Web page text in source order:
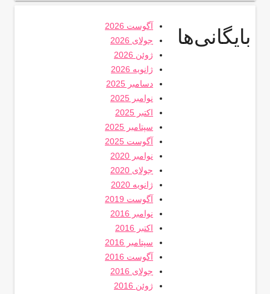
بایگانی‌ها
آگوست 2026
جولای 2026
ژوئن 2026
ژانویه 2026
دسامبر 2025
نوامبر 2025
اکتبر 2025
سپتامبر 2025
آگوست 2025
نوامبر 2020
جولای 2020
ژانویه 2020
آگوست 2019
نوامبر 2016
اکتبر 2016
سپتامبر 2016
آگوست 2016
جولای 2016
ژوئن 2016